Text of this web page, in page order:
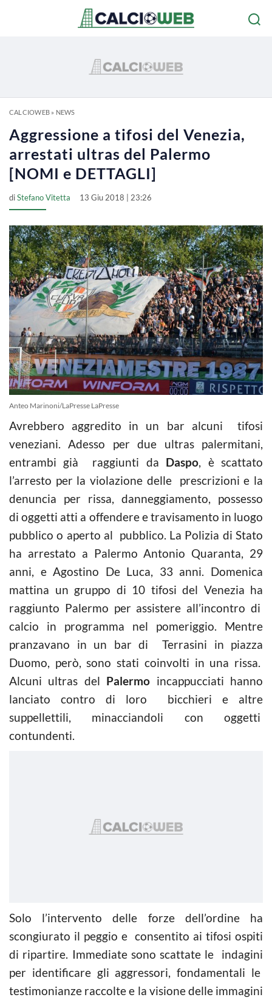
CALCIOWEB» NEWS
Aggressione a tifosi del Venezia,
arrestati ultras del Palermo
[NOMI e DETTAGLI]
diStefano Vitetta 13 Giu 2018 | 23:26
Anteo Marinoni/LaPresse LaPresse
Avrebbero aggredito in un bar alcuni tifosi
veneziani. Adesso per due ultras palermitani,
entrambi già raggiunti da Daspo, è scattato
l’arresto per la violazione delle prescrizioni e la
denuncia per rissa, danneggiamento, possesso
di oggetti atti a offendere e travisamento in luogo
pubblico o aperto al pubblico. La Polizia di Stato
ha arrestato a Palermo Antonio Quaranta, 29
anni, e Agostino De Luca, 33 anni. Domenica
mattina un gruppo di 10 tifosi del Venezia ha
raggiunto Palermo per assistere all’incontro di
calcio in programma nel pomeriggio. Mentre
pranzavano in un bar di Terrasini in piazza
Duomo, però, sono stati coinvolti in una rissa.
Alcuni ultras del Palermo incappucciati hanno
lanciato contro di loro bicchieri e altre
suppellettili, minacciandoli con oggetti
contundenti.
Solo l’intervento delle forze dell’ordine ha
scongiurato il peggio e consentito ai tifosi ospiti
di ripartire. Immediate sono scattate le indagini
per identificare gli aggressori, fondamentali le
testimonianze raccolte e la visione delle immagini